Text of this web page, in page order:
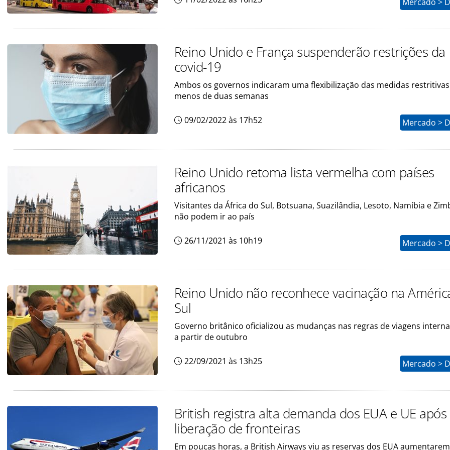
Reino Unido e França suspenderão restrições da
covid-19
Ambos os governos indicaram uma flexibilização das medidas
menos de duas semanas
09/02/2022 às 17h52 Mercado >
Reino Unido retoma lista vermelha com países
africanos
Visitantes da África do Sul, Botsuana, Suazilândia, Lesoto, Namíbia e
não podem ir ao país
26/11/2021 às 10h19 Mercado >
Reino Unido não reconhece vacinação na
Sul
Governo britânico oficializou as mudanças nas regras de viagens
a partir de outubro
22/09/2021 às 13h25 Mercado >
British registra alta demanda dos EUA e UE após
liberação de fronteiras
Em poucas horas, a British Airways viu as reservas dos EUA